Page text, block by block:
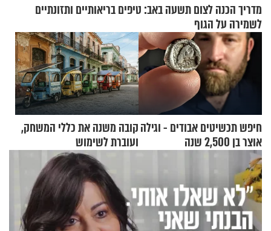
מדריך הכנה לצום תשעה באב: טיפים בריאותיים ותזונתיים
לשמירה על הגוף
חיפש תכשיטים אבודים - וגילה
אוצר בן 2,500 שנה
קובה משנה את כללי המשחק,
ועוברת לשימוש
בתלת־אופנועים סולאריים